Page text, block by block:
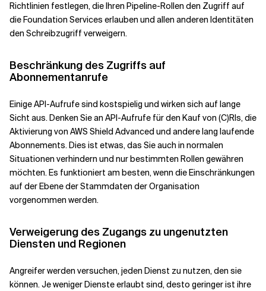
Richtlinien festlegen, die Ihren Pipeline-Rollen den Zugriff auf
die Foundation Services erlauben und allen anderen Identitäten
den Schreibzugriff verweigern.
Beschränkung des Zugriffs auf
Abonnementanrufe
Einige API-Aufrufe sind kostspielig und wirken sich auf lange
Sicht aus. Denken Sie an API-Aufrufe für den Kauf von (C)RIs, die
Aktivierung von AWS Shield Advanced und andere lang laufende
Abonnements. Dies ist etwas, das Sie auch in normalen
Situationen verhindern und nur bestimmten Rollen gewähren
möchten. Es funktioniert am besten, wenn die Einschränkungen
auf der Ebene der Stammdaten der Organisation
vorgenommen werden.
Verweigerung des Zugangs zu ungenutzten
Diensten und Regionen
Angreifer werden versuchen, jeden Dienst zu nutzen, den sie
können. Je weniger Dienste erlaubt sind, desto geringer ist ihre